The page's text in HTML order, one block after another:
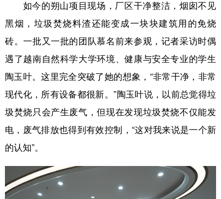
如今的朔山项目现场，厂区干净整洁，烟囱不见
黑烟，垃圾焚烧料渣还能变成一块块建筑用的免烧
砖。一批又一批的团队慕名前来参观，记者采访时偶
遇了越南自然科学大学环境、健康与安全专业的学生
陶玉叶。这里完全突破了她的想象，“非常干净，非常
现代化，所有设备都很新。”陶玉叶说，以前总觉得垃
圾焚烧只会产生废气，但现在发现垃圾焚烧不仅能发
电，废气排放也得到有效控制，“这对我来说是一个新
的认知”。